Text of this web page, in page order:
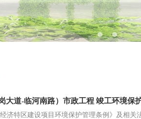
大道-临河南路）市政工程 竣工环境保
济特区建设项目环境保护管理条例》及相